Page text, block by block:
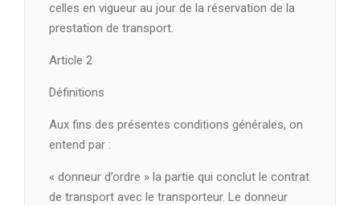
celles en vigueur au jour de la réservation de la
prestation de transport.
Article 2
Définitions
Aux fins des présentes conditions générales, on
entend par :
« donneur d’ordre » la partie qui conclut le contrat
de transport avec le transporteur. Le donneur